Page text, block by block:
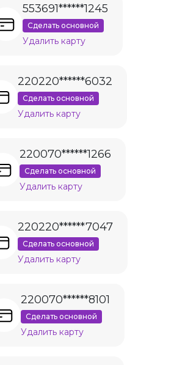
553691******1245
Сделать основной
Удалить карту
220220******6032
Сделать основной
Удалить карту
220070******1266
Сделать основной
Удалить карту
220220******7047
Сделать основной
Удалить карту
220070******8101
Сделать основной
Удалить карту